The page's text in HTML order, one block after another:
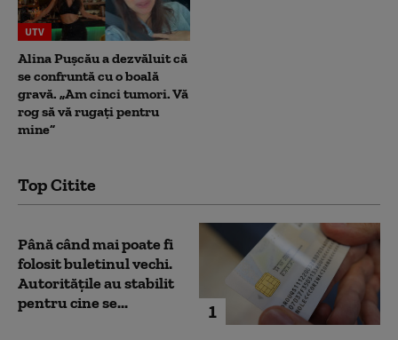
UTV
Alina Pușcău a dezvăluit că
se confruntă cu o boală
gravă. „Am cinci tumori. Vă
rog să vă rugați pentru
mine”
Top Citite
1
Până când mai poate fi
folosit buletinul vechi.
Autoritățile au stabilit
pentru cine se...